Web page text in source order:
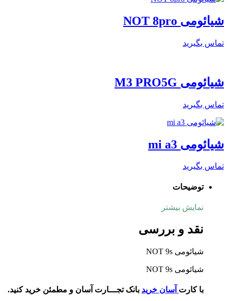
شیائومی NOT 8pro
تماس بگیرید
شیائومی M3 PRO5G
تماس بگیرید
شیائومی mi a3
تماس بگیرید
توضیحات
نمایش بیشتر
نقد و بررسی
شیائومی NOT 9s
شیائومی NOT 9s
با کارت آسان خرید بانک تجـــارت آسان و مطمئن خرید کنید.